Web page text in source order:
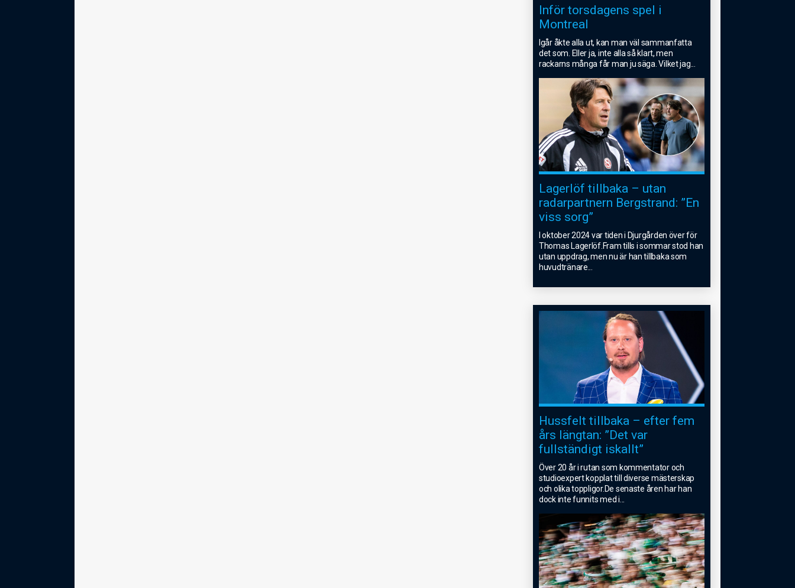
Inför torsdagens spel i
Montreal
Igår åkte alla ut, kan man väl sammanfatta
det som. Eller ja, inte alla så klart, men
rackarns många får man ju säga. Vilket jag
Lagerlöf tillbaka – utan
radarpartnern Bergstrand: ”En
viss sorg”
I oktober 2024 var tiden i Djurgården över för
Thomas Lagerlöf.Fram tills i sommar stod han
utan uppdrag, men nu är han tillbaka som
huvudtränare
Hussfelt tillbaka – efter fem
års längtan: ”Det var
fullständigt iskallt”
Över 20 år i rutan som kommentator och
studioexpert kopplat till diverse mästerskap
och olika toppligor.De senaste åren har han
dock inte funnits med i